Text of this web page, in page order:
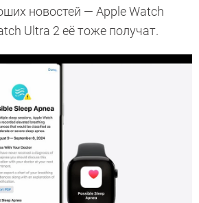
новостей — Apple Watch
Ultra 2 её тоже получат.